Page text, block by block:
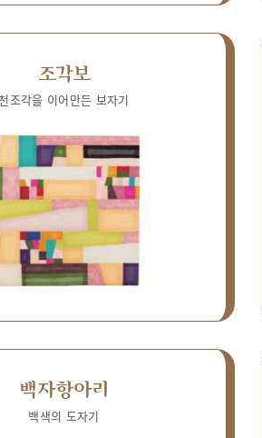
조각보
천조각을 이어만든 보자기
백자항아리
백색의 도자기